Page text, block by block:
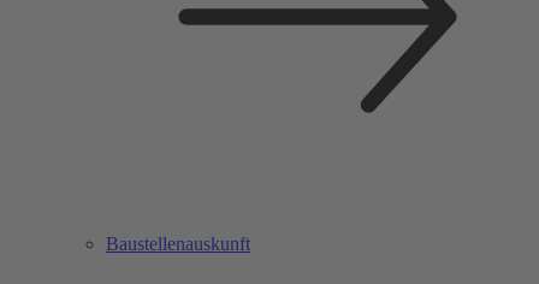
Baustellenauskunft